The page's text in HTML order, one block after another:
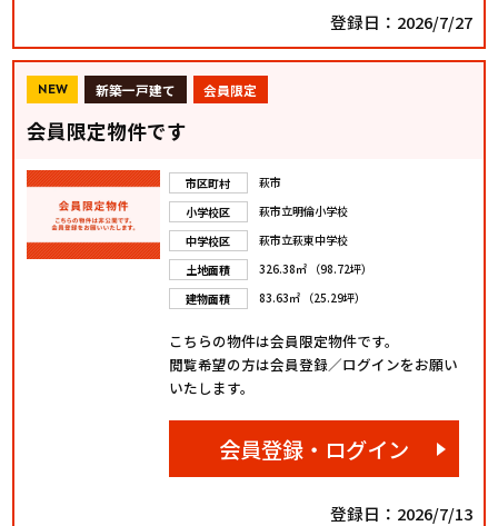
登録日：2026/7/27
NEW 新築一戸建て 会員限定
会員限定物件です
市区町村
萩市
小学校区
萩市立明倫小学校
中学校区
萩市立萩東中学校
土地面積
326.38㎡ （98.72坪）
建物面積
83.63㎡ （25.29坪）
こちらの物件は会員限定物件です。
閲覧希望の方は会員登録／ログインをお願い
いたします。
会員登録・ログイン
登録日：2026/7/13